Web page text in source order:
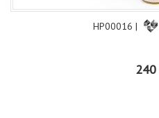
HP00016 |
240